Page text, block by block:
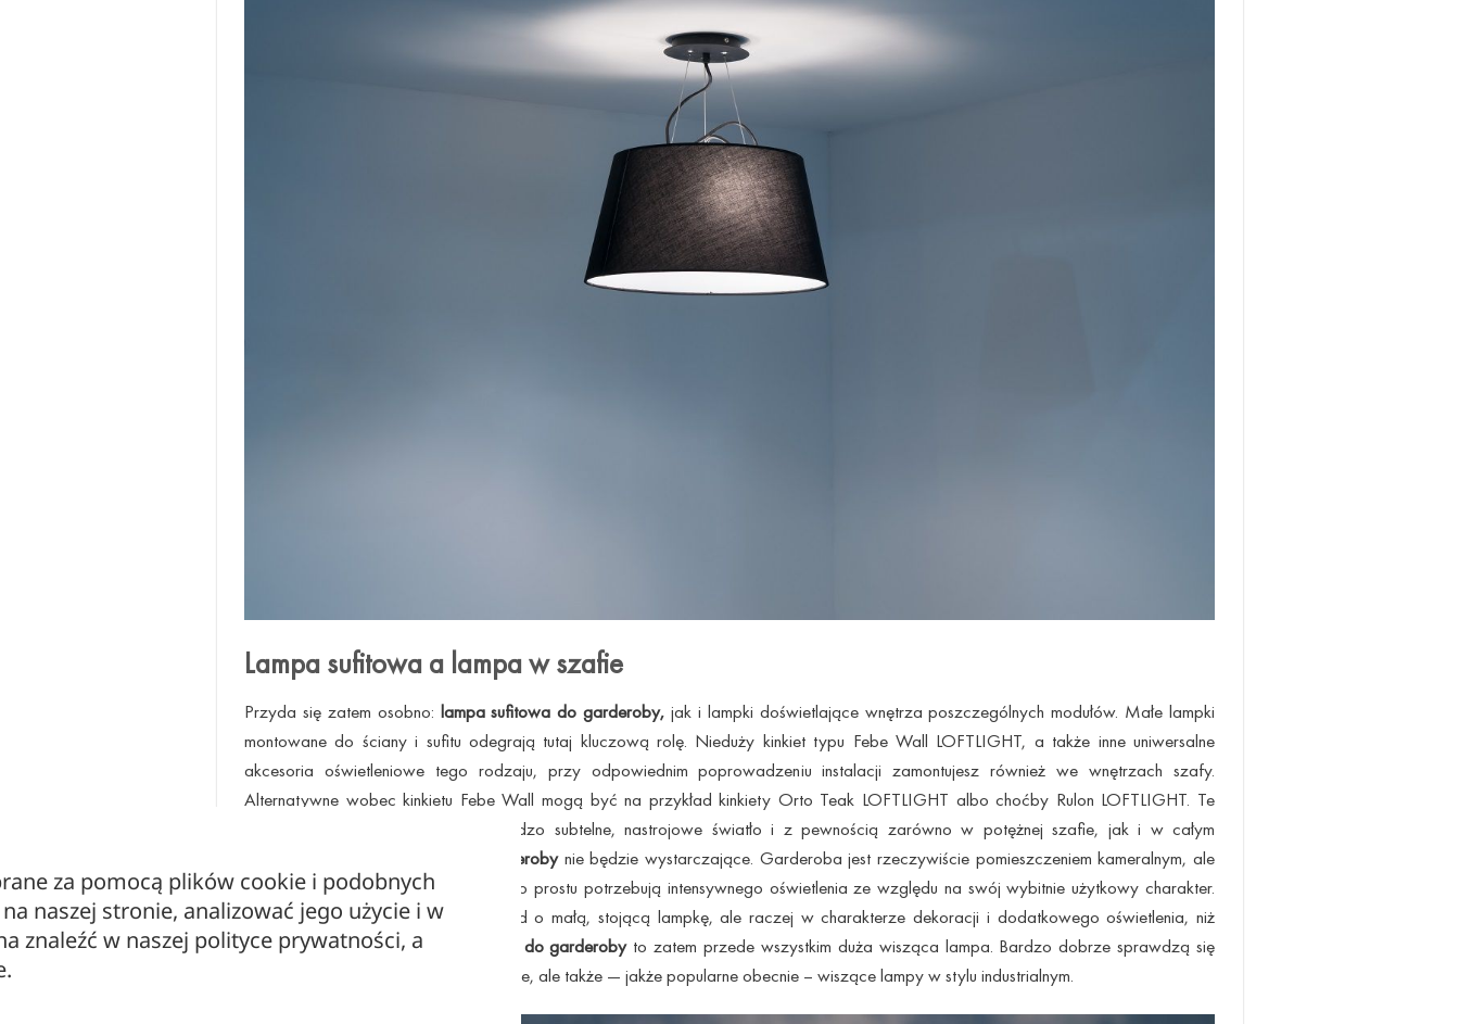
Lampa sufitowa a lampa w szafie
Przyda się zatem osobno: lampa sufitowa do garderoby, jak i lampki doświetlające wnętrza poszczególnych modułów. Małe lampki
montowane do ściany i sufitu odegrają tutaj kluczową rolę. Nieduży kinkiet typu Febe Wall LOFTLIGHT, a także inne uniwersalne
akcesoria oświetleniowe tego rodzaju, przy odpowiednim poprowadzeniu instalacji zamontujesz również we wnętrzach szafy.
Alternatywne wobec kinkietu Febe Wall mogą być na przykład kinkiety Orto Teak LOFTLIGHT albo choćby Rulon LOFTLIGHT. Te
ostatnie dają jednak kameralne, bardzo subtelne, nastrojowe światło i z pewnością zarówno w potężnej szafie, jak i w całym
oświetlenie garderoby nie będzie wystarczające. Garderoba jest rzeczywiście pomieszczeniem kameralnym, ale
jednym z tych w tej kategorii, które po prostu potrzebują intensywnego oświetlenia ze względu na swój wybitnie użytkowy charakter.
Można zatem pokusić się na przykład o małą, stojącą lampkę, ale raczej w charakterze dekoracji i dodatkowego oświetlenia, niż
głównego źródła światła.
Oświetlenie do garderobyto zatem przede wszystkim duża wisząca lampa. Bardzo dobrze sprawdzą się
tutaj różnego typu abażury nowoczesne, ale także — jakże popularne obecnie – wiszące lampy w stylu industrialnym.
za pomocą plików cookie i podobnych
naszej stronie, analizować jego użycie i w
znaleźć w naszej polityce prywatności, a